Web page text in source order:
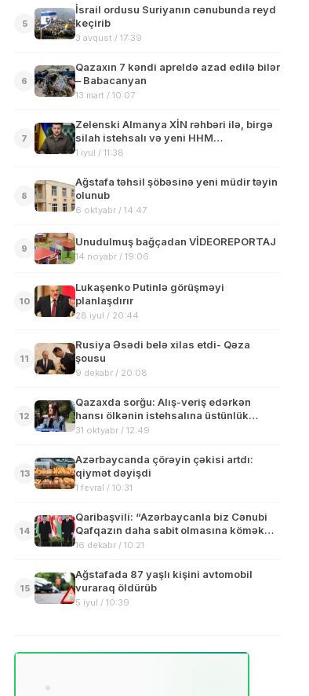
5
İsrail ordusu Suriyanın cənubunda reyd
keçirib
3 avqust / 17:39
6
Qazaxın 7 kəndi apreldə azad edilə bilər
– Babacanyan
13 mart / 10:07
7
Zelenski Almanya XİN rəhbəri ilə, birgə
silah istehsalı və yeni HHM
sistemlərinin qurulmasını müzakirə edib
1 iyul / 11:38
8
Ağstafa təhsil şöbəsinə yeni müdir təyin
olunub
6 oktyabr / 14:47
9
Unudulmuş bağçadan VİDEOREPORTAJ
14 noyabr / 19:06
10
Lukaşenko Putinlə görüşməyi
planlaşdırır
28 iyul / 20:44
11
Rusiya Əsədi belə xilas etdi- Qəza
şousu
9 dekabr / 20:08
12
Qazaxda sorğu: Alış-veriş edərkən
hansı ölkənin istehsalına üstünlük
verirsiniz ?
31 oktyabr / 12:49
13
Azərbaycanda çörəyin çəkisi artdı:
qiymət dəyişdi
1 fevral / 10:31
14
Qaribaşvili: “Azərbaycanla biz Cənubi
Qafqazın daha sabit olmasına kömək
edəcəyik”
16 dekabr / 10:21
15
Ağstafada 87 yaşlı kişini avtomobil
vuraraq öldürüb
5 iyul / 10:39